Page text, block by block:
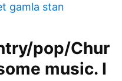
gamla stan
pop/Chur
music. I